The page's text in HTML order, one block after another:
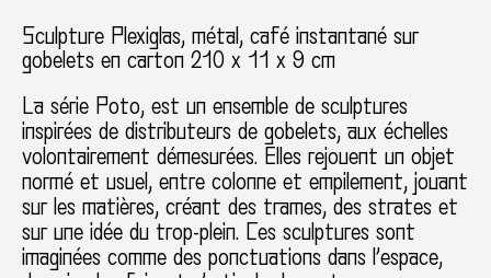
Sculpture Plexiglas, métal, café instantané sur
gobelets en carton 210 x 11 x 9 cm
La série Poto, est un ensemble de sculptures
inspirées de distributeurs de gobelets, aux échelles
volontairement démesurées. Elles rejouent un objet
normé et usuel, entre colonne et empilement, jouant
sur les matières, créant des trames, des strates et
sur une idée du trop-plein. Ces sculptures sont
imaginées comme des ponctuations dans l’espace,